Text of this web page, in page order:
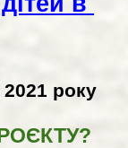
2021 року